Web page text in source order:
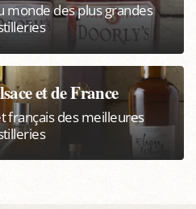
monde des plus grandes
et de France
français des meilleures